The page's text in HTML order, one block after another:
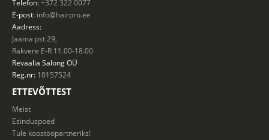
Telefon:+372 322 0077
E-post: info@hairpro.ee
Aadress:
Jaama pst 29,
Rakvere E-R 11.00-18.00
Revaalia SalongOÜ
Reg.nr: 10157524
ETTEVÕTTEST
Meist
Esinduspoed
Tule koostööpartneriks!